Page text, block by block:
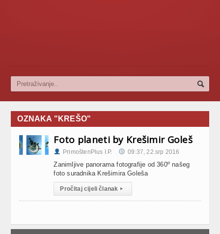
OZNAKA "KREŠO"
Foto planeti by Krešimir Goleš
PrimoštenPlus I.P. 09:37, 22.srp 2016
Zanimljive panorama fotografije od 360º našeg
foto suradnika Krešimira Goleša
Pročitaj cijeli članak ▸